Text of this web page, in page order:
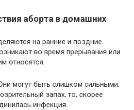
аборта в домашних
на ранние и поздние.
во время прерывания или
относятся:
могут быть слишком сильными.
запах, то, скорее
инфекция.